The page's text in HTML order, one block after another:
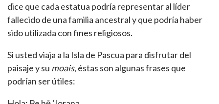
dice que cada estatua podría representar al líder
fallecido de una familia ancestral y que podría haber
sido utilizada con fines religiosos.
Si usted viaja a la Isla de Pascua para disfrutar del
paisaje y su moais, éstas son algunas frases que
podrían ser útiles: